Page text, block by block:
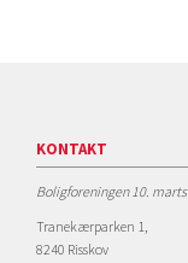
KONTAKT
Boligforeningen 10.
Tranekærparken 1,
8240 Risskov